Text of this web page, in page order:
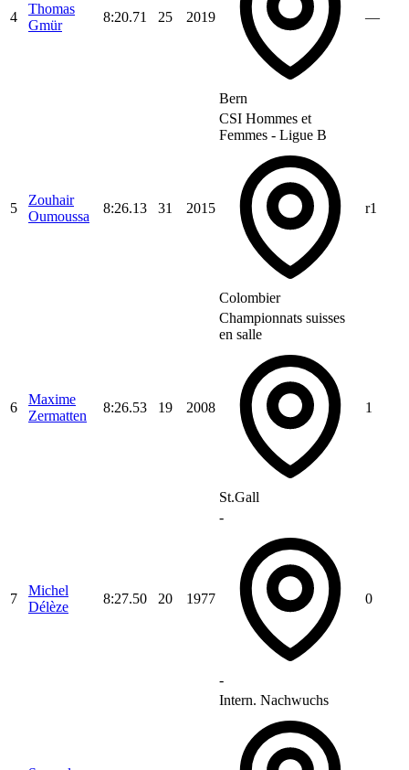
4
Thomas
Gmür
8:20.71 25 2019
Bern
—
5
Zouhair
Oumoussa
8:26.13 31 2015
CSI Hommes et
Femmes - Ligue B
Colombier
r1
6
Maxime
Zermatten
8:26.53 19 2008
Championnats suisses
en salle
St.Gall
1
7
Michel
Délèze
8:27.50 20 1977
-
-
0
Intern. Nachwuchs